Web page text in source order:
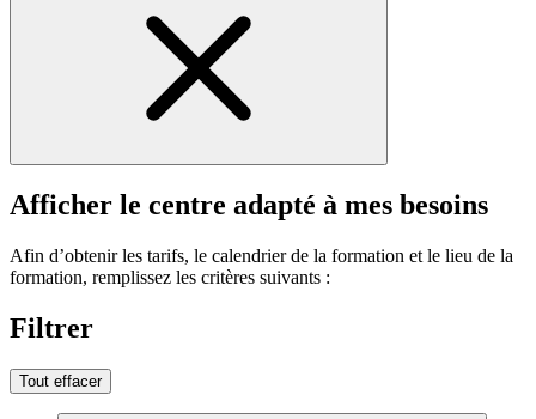
Afficher le centre adapté à mes besoins
Afin d’obtenir les tarifs, le calendrier de la formation et le lieu de la
formation, remplissez les critères suivants :
Filtrer
Tout effacer